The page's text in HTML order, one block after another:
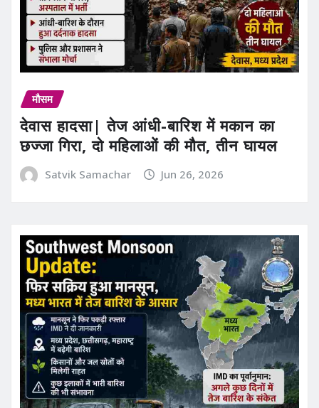
मौसम
देवास हादसा| तेज आंधी-बारिश में मकान का
छज्जा गिरा, दो महिलाओं की मौत, तीन घायल
Satvik Samachar Jun 26, 2026